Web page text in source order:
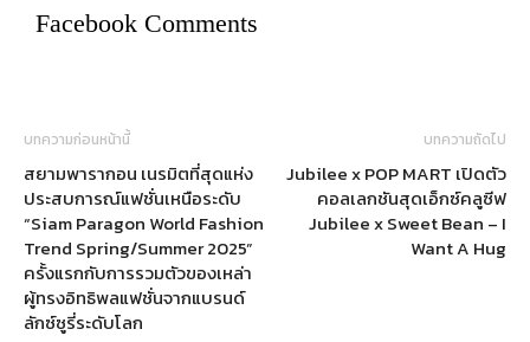
Facebook Comments
บทความก่อนหน้านี้
สยามพารากอน เนรมิตที่สุดแห่ง
ประสบการณ์แฟชั่นเหนือระดับ
“Siam Paragon World Fashion
Trend Spring/Summer 2025”
ครั้งแรกกับการรวมตัวของเหล่า
ผู้ทรงอิทธิพลแฟชั่นจากแบรนด์
ลักซ์ซูรี่ระดับโลก
บทความถัดไป
Jubilee x POP MART เปิดตัว
คอลเลกชันสุดเอ็กซ์คลูซีฟ
Jubilee x Sweet Bean – I
Want A Hug